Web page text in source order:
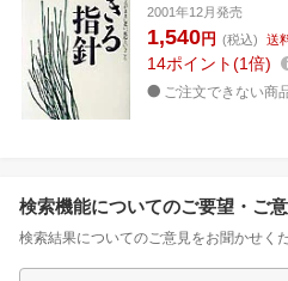
2001年12月発売
1,540円 (税込) 送
14ポイント 1倍
ご注文できない商
検索機能についてのご要望・ご
検索結果についてのご意見をお聞かせくだ